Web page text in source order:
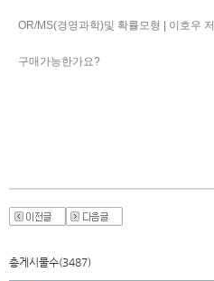
OR/MS(경영과학)및 확률모형 | 이호우 저
구매가능한가요?
총게시물수(3487)